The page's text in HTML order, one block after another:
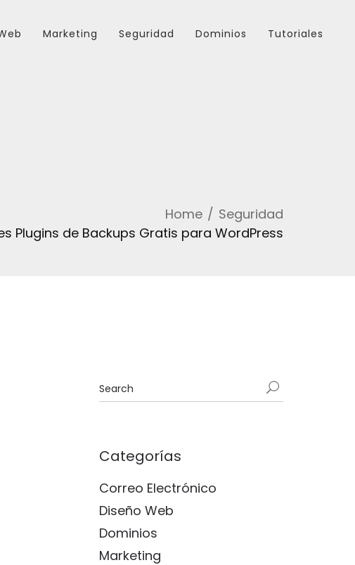
Marketing Seguridad Dominios Tutoriales
Home
Seguridad
Plugins de Backups Gratis para WordPress
Categorías
Correo Electrónico
Diseño Web
Dominios
Marketing